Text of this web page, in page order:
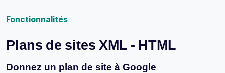
Fonctionnalités
Plans de sites XML - HTML
Donnez un plan de site à Google